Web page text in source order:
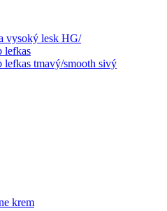
vysoký lesk HG/
lefkas
lefkas tmavý/smooth sivý
krem